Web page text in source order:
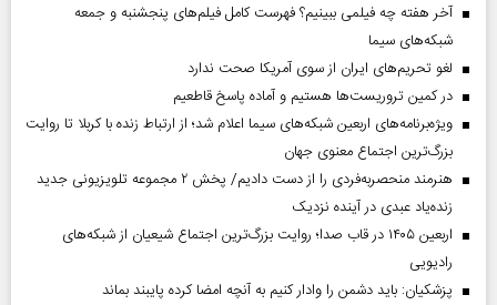
آخر هفته چه فیلمی ببینیم؟ فهرست کامل فیلم‌های پنجشنبه و جمعه
شبکه‌های سیما
لغو تحریم‌های ایران از سوی آمریکا صحت ندارد
در کمین تروریست‌ها هستیم و آماده پاسخ قاطعیم
ویژه‌برنامه‌های اربعین شبکه‌های سیما اعلام شد؛ از ارتباط زنده با کربلا تا روایت
بزرگ‌ترین اجتماع معنوی جهان
هنرمند منحصر‌به‌فردی را از دست دادیم/ پخش ۲ مجموعه تلویزیونی جدید
زنده‌یاد عبدی در آینده نزدیک
اربعین ۱۴۰۵ در قاب صدا؛ روایت بزرگ‌ترین اجتماع شیعیان از شبکه‌های
رادیویی
پزشکیان: باید دشمن را وادار کنیم به آنچه امضا کرده پایبند بماند